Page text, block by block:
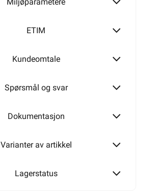
Alarmkabel skjermet 12 leder
ETIM
Kundeomtale
Spørsmål og svar
Dokumentasjon
Varianter av artikkel
Lagerstatus